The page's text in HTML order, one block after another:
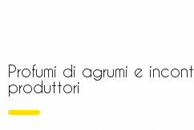
Profumi di agrumi e
produttori